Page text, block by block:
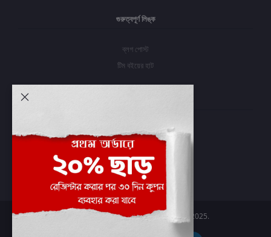
গুরুত্বপূর্ণ লিঙ্ক
ব্লগ পোস্ট
টিম বইয়ের হাট
প্রবেশ করুন
অর্ডার ইতিহাস
আমার ইচ্ছাগুলি
অর্ডার ট্র্যাকিং
Boier Haat™ | © All rights reserved 2025.